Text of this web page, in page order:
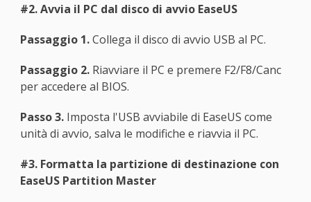
#2. Avvia il PC dal disco di avvio EaseUS
Passaggio 1.Collega il disco di avvio USB al PC.
Passaggio 2.Riavviare il PC e premere F2/F8/Canc
per accedere al BIOS.
Passo 3.Imposta l'USB avviabile di EaseUS come
unità di avvio, salva le modifiche e riavvia il PC.
#3. Formatta la partizione di destinazione con
EaseUS Partition Master